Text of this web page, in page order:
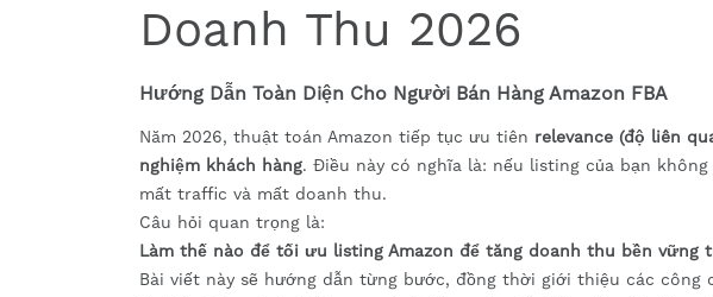
Doanh Thu 2026
Hướng Dẫn Toàn Diện Cho Người Bán Hàng Amazon FBA
Năm 2026, thuật toán Amazon tiếp tục ưu tiên relevance (độ liên
nghiệm khách hàng. Điều này có nghĩa là: nếu listing của bạn
mất traffic và mất doanh thu.
Câu hỏi quan trọng là:
Làm thế nào để tối ưu listing Amazon để tăng doanh thu bền vững
Bài viết này sẽ hướng dẫn từng bước, đồng thời giới thiệu các công